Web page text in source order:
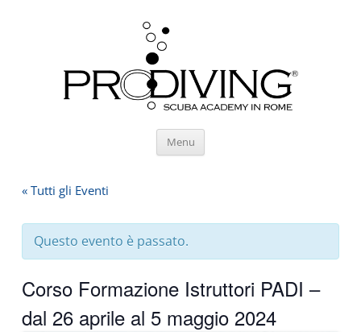
Menu Vai
« Tutti gli Eventi
Questo evento è passato.
Corso Formazione Istruttori PADI –
dal 26 aprile al 5 maggio 2024